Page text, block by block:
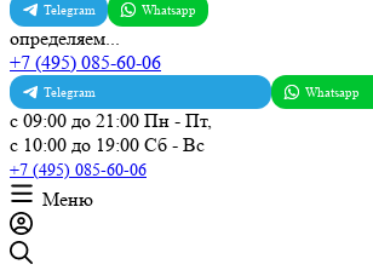
Telegram Whatsapp
определяем...
+7 (495) 085-60-06
Telegram Whatsapp
с 09:00 до 21:00 Пн - Пт,
с 10:00 до 19:00 Сб - Вс
+7 (495) 085-60-06
Меню